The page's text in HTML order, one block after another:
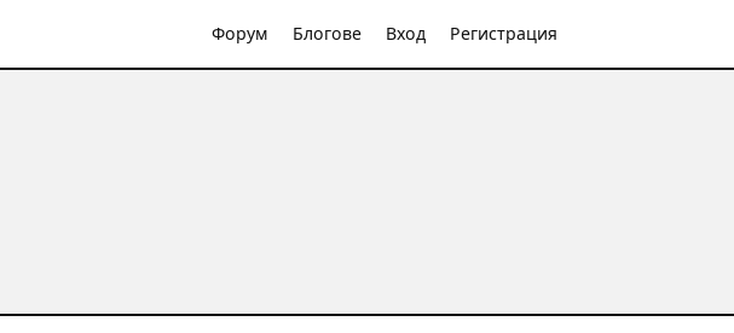
Форум Блогове Вход Регистрация